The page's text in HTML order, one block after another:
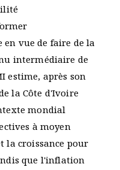
vue de faire de la
intermédiaire de
estime, après son
la Côte d'Ivoire
mondial
à moyen
la croissance pour
que l'inflation